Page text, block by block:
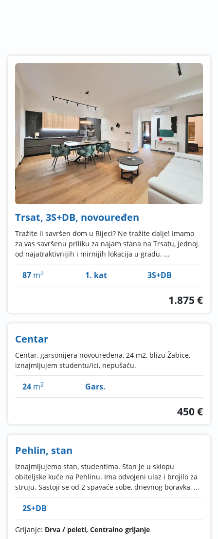
Trsat, 3S+DB, novouređen
Tražite li savršen dom u Rijeci? Ne tražite dalje! Imamo
za vas savršenu priliku za najam stana na Trsatu, jednoj
od najatraktivnijih i mirnijih lokacija u gradu. ...
87 m2 1. kat 3S+DB
1.875 €
Centar
Centar, garsonijera novouređena, 24 m2, blizu Žabice,
iznajmljujem studentu/ici, nepušaču.
24 m2 Gars.
450 €
Pehlin, stan
Iznajmljujemo stan, studentima. Stan je u sklopu
obiteljske kuće na Pehlinu. Ima odvojeni ulaz i brojilo za
struju. Sastoji se od 2 spavaće sobe, dnevnog boravka, ...
2S+DB
Grijanje: Drva / peleti, Centralno grijanje